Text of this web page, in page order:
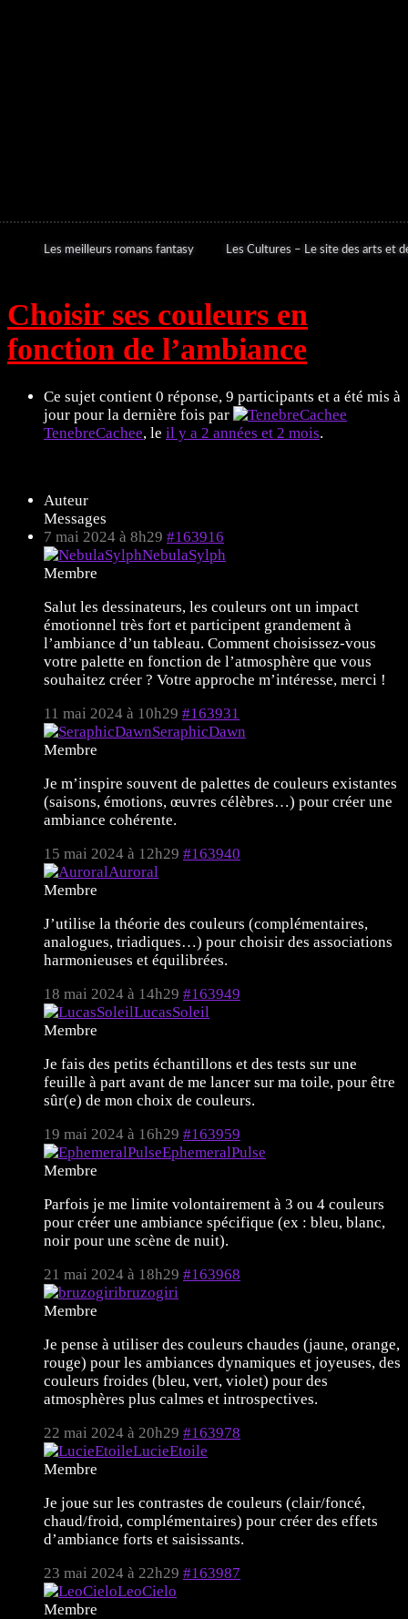
Les meilleurs romans fantasy Les Cultures – Le site des arts et
Choisir ses couleurs en
fonction de l’ambiance
Ce sujet contient 0 réponse, 9 participants et a été mis à
jour pour la dernière fois par
TenebreCachee, le il y a 2 années et 2 mois.
Auteur
Messages
7 mai 2024 à 8h29 #163916
NebulaSylph
Membre
Salut les dessinateurs, les couleurs ont un impact
émotionnel très fort et participent grandement à
l’ambiance d’un tableau. Comment choisissez-vous
votre palette en fonction de l’atmosphère que vous
souhaitez créer ? Votre approche m’intéresse, merci !
11 mai 2024 à 10h29 #163931
SeraphicDawn
Membre
Je m’inspire souvent de palettes de couleurs existantes
(saisons, émotions, œuvres célèbres…) pour créer une
ambiance cohérente.
15 mai 2024 à 12h29 #163940
Auroral
Membre
J’utilise la théorie des couleurs (complémentaires,
analogues, triadiques…) pour choisir des associations
harmonieuses et équilibrées.
18 mai 2024 à 14h29 #163949
LucasSoleil
Membre
Je fais des petits échantillons et des tests sur une
feuille à part avant de me lancer sur ma toile, pour être
sûr(e) de mon choix de couleurs.
19 mai 2024 à 16h29 #163959
EphemeralPulse
Membre
Parfois je me limite volontairement à 3 ou 4 couleurs
pour créer une ambiance spécifique (ex : bleu, blanc,
noir pour une scène de nuit).
21 mai 2024 à 18h29 #163968
bruzogiri
Membre
Je pense à utiliser des couleurs chaudes (jaune, orange,
rouge) pour les ambiances dynamiques et joyeuses, des
couleurs froides (bleu, vert, violet) pour des
atmosphères plus calmes et introspectives.
22 mai 2024 à 20h29 #163978
LucieEtoile
Membre
Je joue sur les contrastes de couleurs (clair/foncé,
chaud/froid, complémentaires) pour créer des effets
d’ambiance forts et saisissants.
23 mai 2024 à 22h29 #163987
LeoCielo
Membre